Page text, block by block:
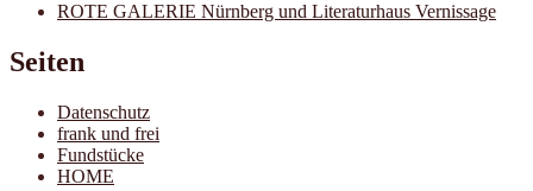
ROTE GALERIE Nürnberg und Literaturhaus Vernissage
Seiten
Datenschutz
frank und frei
Fundstücke
HOME